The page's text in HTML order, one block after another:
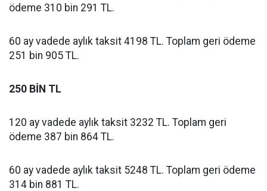
ödeme 310 bin 291 TL.
60 ay vadede aylık taksit 4198 TL. Toplam geri ödeme
251 bin 905 TL.
250 BİN TL
120 ay vadede aylık taksit 3232 TL. Toplam geri
ödeme 387 bin 864 TL.
60 ay vadede aylık taksit 5248 TL. Toplam geri ödeme
314 bin 881 TL.